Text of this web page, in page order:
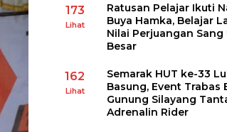
173
Lihat
Ratusan Pelajar Ikuti
Buya Hamka, Belajar
Nilai Perjuangan Sang
Besar
162
Lihat
Semarak HUT ke-33
Basung, Event Trabas
Gunung Silayang
Adrenalin Rider